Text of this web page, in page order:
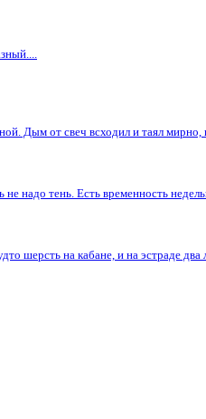
Дым от свеч всходил и таял мирно,
не надо тень. Есть временность
шерсть на кабане, и на эстраде